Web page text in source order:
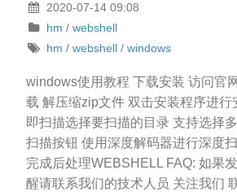
2020-07-14 09:08
hm /webshell
hm /webshell /windows
windows使用教程 下载安装 访问官
载 解压缩zip文件 双击安装程序进行
即扫描选择要扫描的目录 支持选择
扫描按钮 使用深度解码器进行深度
完成后处理WEBSHELL FAQ: 如果
醒请联系我们的技术人员 关注我们